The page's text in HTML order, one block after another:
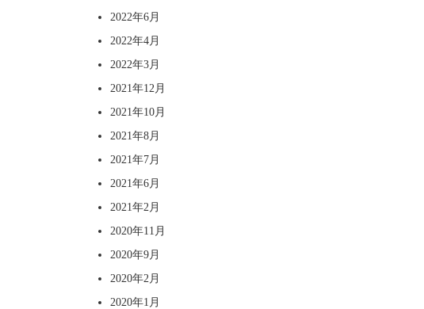
2022年6月
2022年4月
2022年3月
2021年12月
2021年10月
2021年8月
2021年7月
2021年6月
2021年2月
2020年11月
2020年9月
2020年2月
2020年1月